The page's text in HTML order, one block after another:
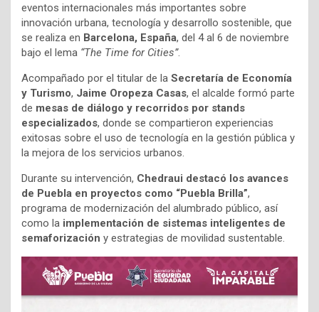
eventos internacionales más importantes sobre
innovación urbana, tecnología y desarrollo sostenible, que
se realiza en Barcelona, España, del 4 al 6 de noviembre
bajo el lema “The Time for Cities”.
Acompañado por el titular de la Secretaría de Economía
y Turismo, Jaime Oropeza Casas, el alcalde formó parte
de mesas de diálogo y recorridos por stands
especializados, donde se compartieron experiencias
exitosas sobre el uso de tecnología en la gestión pública y
la mejora de los servicios urbanos.
Durante su intervención, Chedraui destacó los avances
de Puebla en proyectos como “Puebla Brilla”,
programa de modernización del alumbrado público, así
como la implementación de sistemas inteligentes de
semaforización y estrategias de movilidad sustentable.